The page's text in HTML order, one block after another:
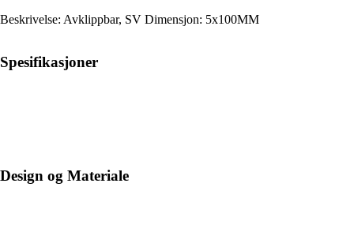
Beskrivelse: Avklippbar, SV Dimensjon: 5x100MM
Spesifikasjoner
Design og Materiale